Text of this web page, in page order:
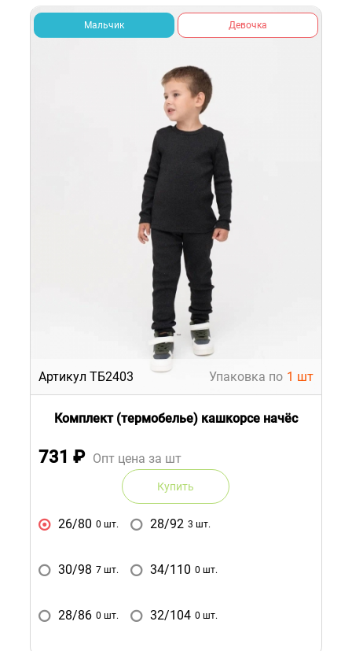
Мальчик Девочка
Артикул ТБ2403 Упаковка по 1 шт
Комплект (термобелье) кашкорсе начёс
731 ₽ Опт цена за шт
Купить
26/80 0 шт. 28/92 3 шт.
30/98 7 шт. 34/110 0 шт.
28/86 0 шт. 32/104 0 шт.